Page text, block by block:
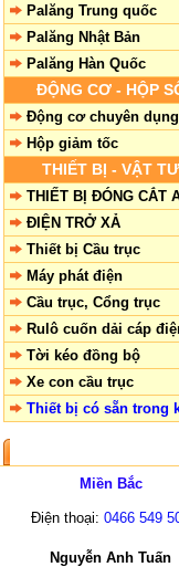
Palăng Trung quốc
Palăng Nhật Bản
Palăng Hàn Quốc
ĐỘNG CƠ - HỘP
Động cơ chuyên dụng
Hộp giảm tốc
THIẾT BỊ - VẬT TƯ
THIẾT BỊ ĐÓNG CẮT
ĐIỆN TRỞ XẢ
Thiết bị Cầu trục
Máy phát điện
Cầu trục, Cổng trục
Rulô cuốn dải cáp
Tời kéo đồng bộ
Xe con cầu trục
Thiết bị có sẵn trong
Miền Bắc
Điện thoại: 0466 549
Nguyễn Anh Tuấn